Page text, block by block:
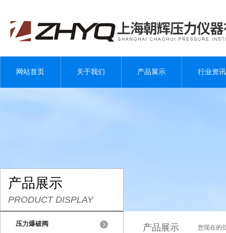
网站首页 关于我们 产品展示 行业资讯
产品展示
PRODUCT DISPLAY
压力爆破阀 产品展示 您现在的